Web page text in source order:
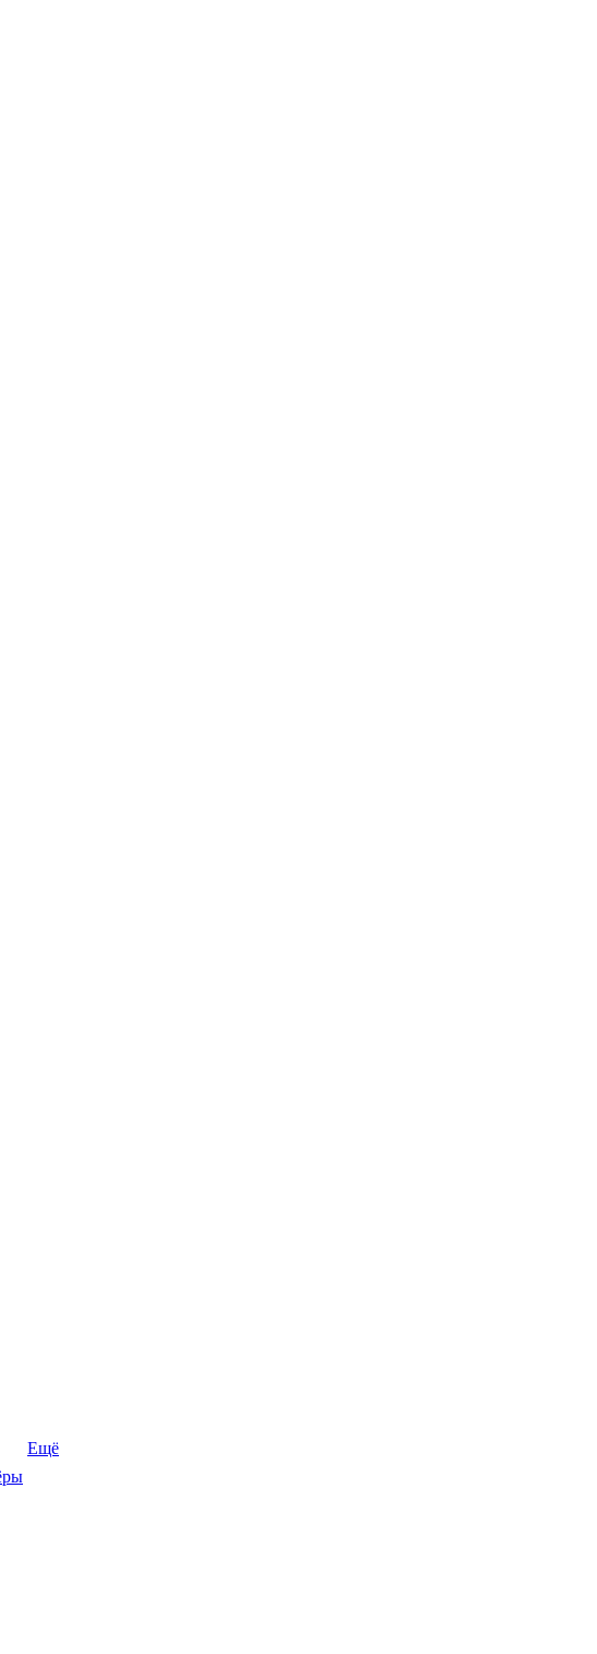
Ещё